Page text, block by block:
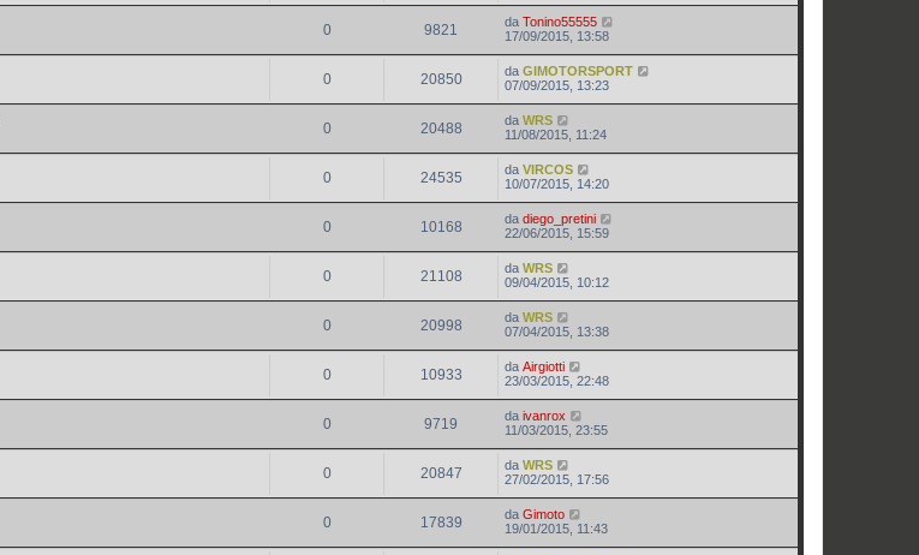
0 9821 da Tonino55555
17/09/2015, 13:58
0 20850 da GIMOTORSPORT
07/09/2015, 13:23
0 20488 da WRS
11/08/2015, 11:24
0 24535 da VIRCOS
10/07/2015, 14:20
0 10168 da diego_pretini
22/06/2015, 15:59
0 21108 da WRS
09/04/2015, 10:12
0 20998 da WRS
07/04/2015, 13:38
0 10933 da Airgiotti
23/03/2015, 22:48
0 9719 da ivanrox
11/03/2015, 23:55
0 20847 da WRS
27/02/2015, 17:56
0 17839 da Gimoto
19/01/2015, 11:43